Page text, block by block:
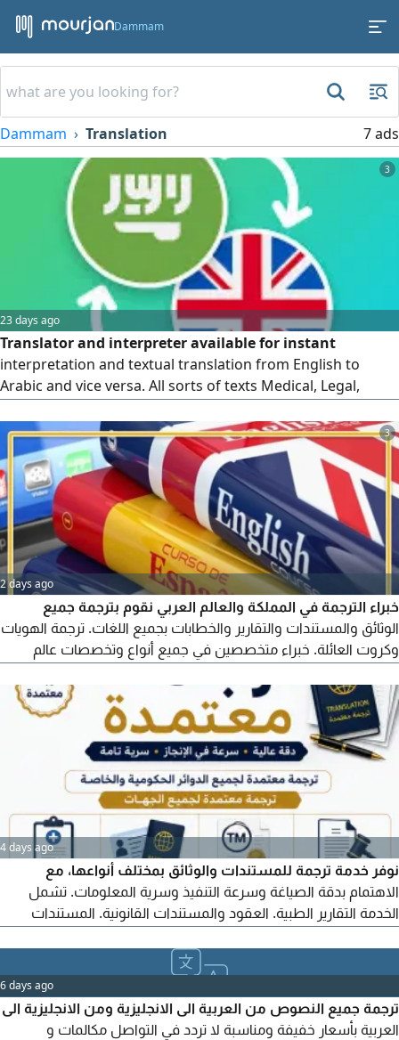
Dammam
Dammam Translation 7 ads
3
23 days ago
Translator and interpreter available for instant
interpretation and textual translation from English to
Arabic and vice versa. All sorts of texts Medical, Legal,
available. Flexible time periods and competitive pricing
3
2 days ago
خبراء الترجمة في المملكة والعالم العربي نقوم بترجمة جميع
الوثائق والمستندات والتقارير والخطابات بجميع اللغات. ترجمة الهويات
وكروت العائلة. خبراء متخصصين في جميع أنواع وتخصصات عالم
4 days ago
نوفر خدمة ترجمة للمستندات والوثائق بمختلف أنواعها، مع
الاهتمام بدقة الصياغة وسرعة التنفيذ وسرية المعلومات. تشمل
الخدمة التقارير الطبية. العقود والمستندات القانونية. المستندات
الكتب والمراجع. الأبحاث والرسائل الجامعية. المراسلات والمستندات
العامة. يتم تنفيذ العمل وفق المتطلبات المطلوبة، مع امكانية التسليم
الكتروانيا
6 days ago
ترجمة جميع النصوص من العربية الى الانجليزية ومن الانجليزية الى
العربية بأسعار خفيفة ومناسبة لا تردد في التواصل مكالمات و